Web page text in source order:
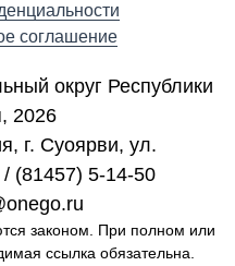
соглашение
округ Республики
2026
г. Cуоярви, ул.
(81457) 5-14-50
законом. При полном или
ссылка обязательна.